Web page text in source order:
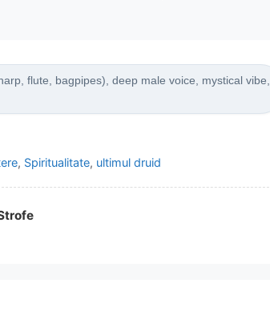
flute, bagpipes), deep male voice, mystical vibe,
, Spiritualitate, ultimul druid